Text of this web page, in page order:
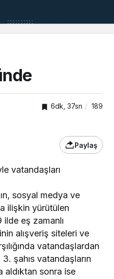
6dk, 37sn 189
Paylaş
vatandaşları
sosyal medya ve
ilişkin yürütülen
eş zamanlı
alışveriş siteleri ve
vatandaşlardan
şahıs vatandaşların
sonra ise
30 bin güvenlik
alınacak